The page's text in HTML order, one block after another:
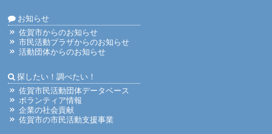
お知らせ
佐賀市からのお知らせ
市民活動プラザからのお知らせ
活動団体からのお知らせ
探したい！調べたい！
佐賀市民活動団体データベース
ボランティア情報
企業の社会貢献
佐賀市の市民活動支援事業